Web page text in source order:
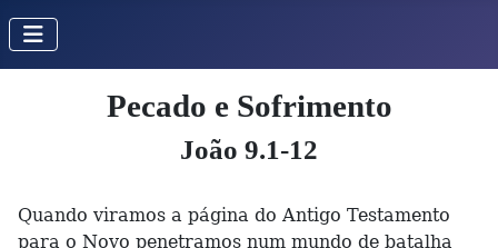
Pecado e Sofrimento
João 9.1-12
Quando viramos a página do Antigo Testamento
para o Novo penetramos num mundo de batalha